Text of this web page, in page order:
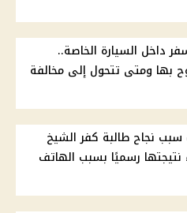
داخل السيارة الخاصة..
بها ومتى تتحول إلى مخالفة
نجاح طالبة كفر الشيخ
نتيجتها رسميًا بسبب الهاتف